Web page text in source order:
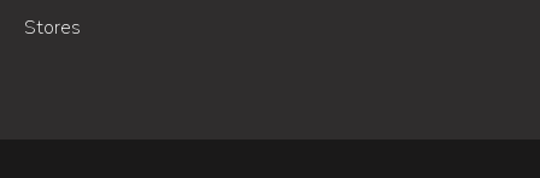
Stores